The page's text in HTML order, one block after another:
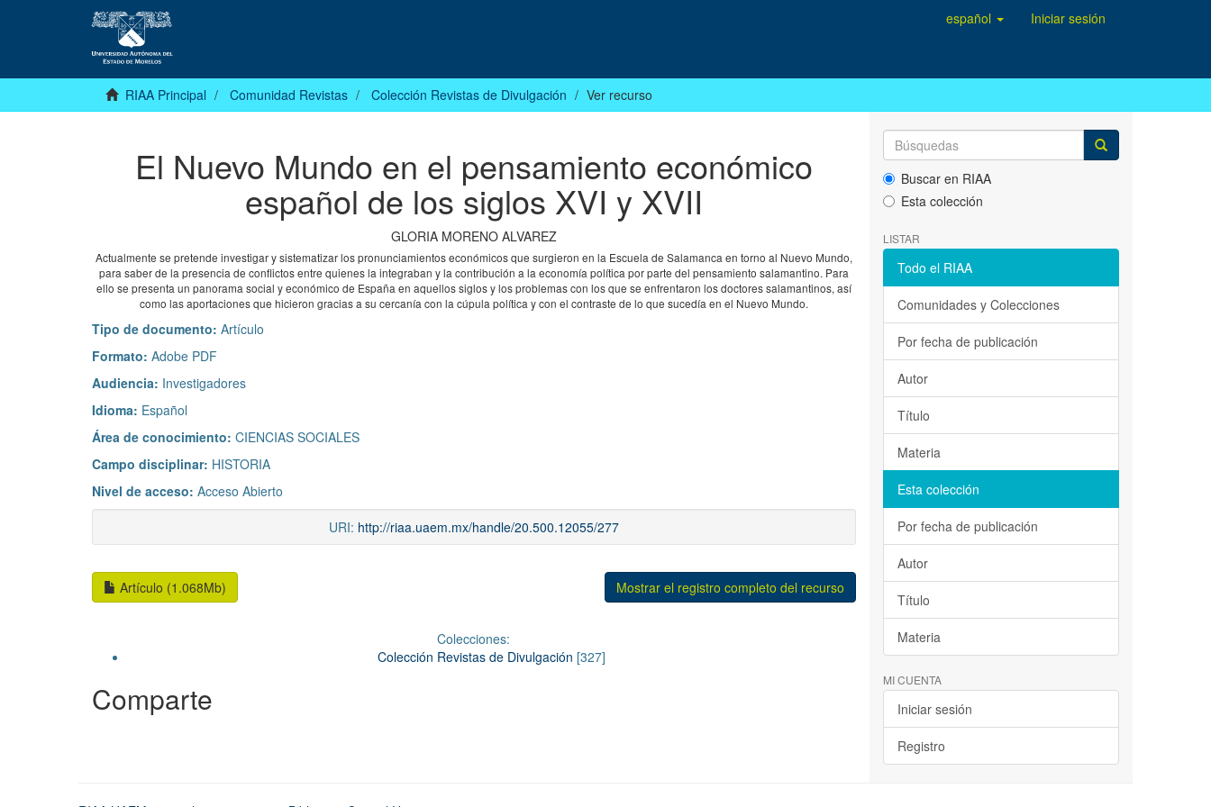
español Iniciar sesión
RIAA Principal Comunidad Revistas Colección Revistas de Divulgación Ver recurso
El Nuevo Mundo en el pensamiento económico
español de los siglos XVI y XVII
GLORIA MORENO ALVAREZ
Actualmente se pretende investigar y sistematizar los pronunciamientos económicos que surgieron en la Escuela de Salamanca en torno al Nuevo Mundo,
para saber de la presencia de conflictos entre quienes la integraban y la contribución a la economía política por parte del pensamiento salamantino. Para
ello se presenta un panorama social y económico de España en aquellos siglos y los problemas con los que se enfrentaron los doctores salamantinos, así
como las aportaciones que hicieron gracias a su cercanía con la cúpula política y con el contraste de lo que sucedía en el Nuevo Mundo.
Tipo de documento: Artículo
Formato: Adobe PDF
Audiencia: Investigadores
Idioma: Español
Área de conocimiento: CIENCIAS SOCIALES
Campo disciplinar: HISTORIA
Nivel de acceso: Acceso Abierto
URI: http://riaa.uaem.mx/handle/20.500.12055/277
Artículo (1.068Mb) Mostrar el registro completo del recurso
Colecciones:
Colección Revistas de Divulgación [327]
Comparte
Buscar en RIAA
Esta colección
LISTAR
Todo el RIAA
Comunidades y Colecciones
Por fecha de publicación
Autor
Título
Materia
Esta colección
Por fecha de publicación
Autor
Título
Materia
MI CUENTA
Iniciar sesión
Registro